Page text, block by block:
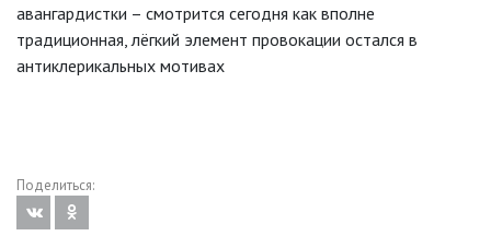
авангардистки – смотрится сегодня как вполне
традиционная, лёгкий элемент провокации остался в
антиклерикальных мотивах
Поделиться: